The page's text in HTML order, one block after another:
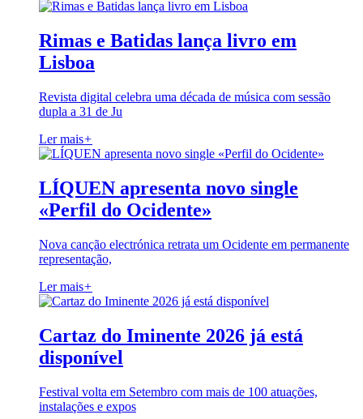
Rimas e Batidas lança livro em
Lisboa
Revista digital celebra uma década de música com sessão
dupla a 31 de Ju
Ler mais+
LÍQUEN apresenta novo single
«Perfil do Ocidente»
Nova canção electrónica retrata um Ocidente em permanente
representação,
Ler mais+
Cartaz do Iminente 2026 já está
disponível
Festival volta em Setembro com mais de 100 atuações,
instalações e expos